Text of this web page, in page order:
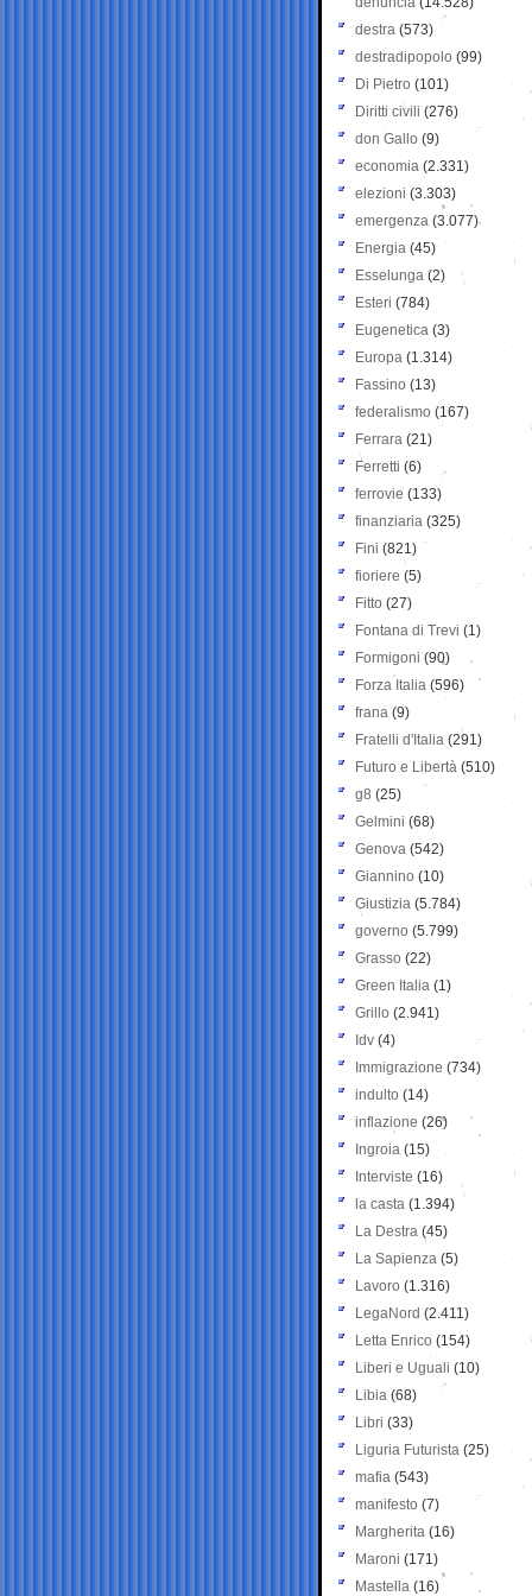
destra (573)
destradipopolo (99)
Di Pietro (101)
Diritti civili (276)
don Gallo (9)
economia (2.331)
elezioni (3.303)
emergenza (3.077)
Energia (45)
Esselunga (2)
Esteri (784)
Eugenetica (3)
Europa (1.314)
Fassino (13)
federalismo (167)
Ferrara (21)
Ferretti (6)
ferrovie (133)
finanziaria (325)
Fini (821)
fioriere (5)
Fitto (27)
Fontana di Trevi (1)
Formigoni (90)
Forza Italia (596)
frana (9)
Fratelli d'Italia (291)
Futuro e Libertà (510)
g8 (25)
Gelmini (68)
Genova (542)
Giannino (10)
Giustizia (5.784)
governo (5.799)
Grasso (22)
Green Italia (1)
Grillo (2.941)
Idv (4)
Immigrazione (734)
indulto (14)
inflazione (26)
Ingroia (15)
Interviste (16)
la casta (1.394)
La Destra (45)
La Sapienza (5)
Lavoro (1.316)
LegaNord (2.411)
Letta Enrico (154)
Liberi e Uguali (10)
Libia (68)
Libri (33)
Liguria Futurista (25)
mafia (543)
manifesto (7)
Margherita (16)
Maroni (171)
Mastella (16)